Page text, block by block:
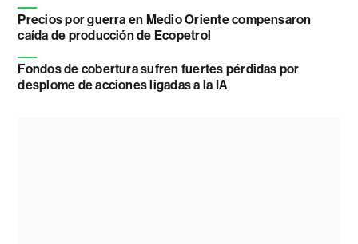
Precios por guerra en Medio Oriente compensaron
caída de producción de Ecopetrol
Fondos de cobertura sufren fuertes pérdidas por
desplome de acciones ligadas a la IA